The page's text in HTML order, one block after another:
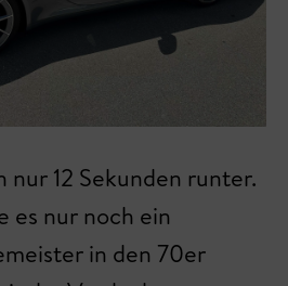
nur 12 Sekunden runter.
es nur noch ein
in den 70er